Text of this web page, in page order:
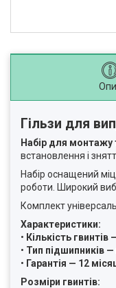
Гільзи для
Набір для монтажу
встановлення і
Набір оснащений
роботи. Широкий
Комплект
Характеристики:
• Кількість гвинтів
• Тип підшипників —
• Гарантія — 12
Розміри гвинтів: